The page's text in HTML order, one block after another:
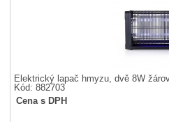
Elektrický lapač hmyzu, dvě 8W
Kód: 882703
Cena s DPH